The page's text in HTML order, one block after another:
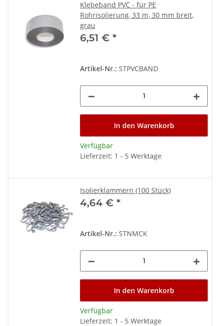
Klebeband PVC - für PE
Rohrisolierung, 33 m, 30 mm breit,
grau
6,51 € *
Artikel-Nr.: STPVCBAND
In den Warenkorb
Verfügbar
Lieferzeit: 1 - 5 Werktage
Isolierklammern (100 Stück)
4,64 € *
Artikel-Nr.: STNMCK
In den Warenkorb
Verfügbar
Lieferzeit: 1 - 5 Werktage